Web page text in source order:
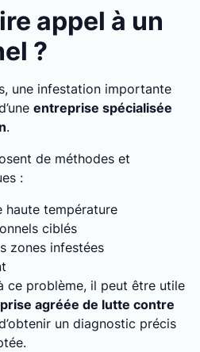
appel à un
?
une infestation importante
entreprise spécialisée
.
de méthodes et
:
haute température
ciblés
zones infestées
ce problème, il peut être utile
agréée de lutte contre
un diagnostic précis